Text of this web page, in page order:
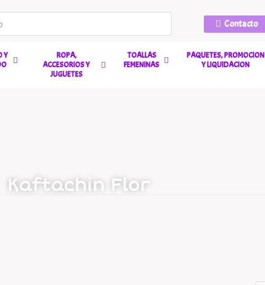
Contacto
Y
ROPA,
ACCESORIOS Y
JUGUETES
TOALLAS
FEMENINAS
PAQUETES, PROMOCION
Y LIQUIDACION
Kaftachin Flor